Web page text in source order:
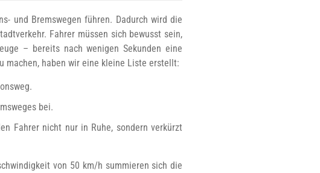
und Bremswegen führen. Dadurch wird die
Fahrer müssen sich bewusst sein,
– bereits nach wenigen Sekunden eine
machen, haben wir eine kleine Liste erstellt:
bei.
Fahrer nicht nur in Ruhe, sondern verkürzt
von 50 km/h summieren sich die